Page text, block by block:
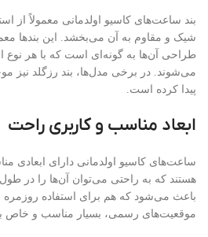
بند ساعت‌های کاسیو اولدمانی معمولاً
شیک و مقاوم به آن می‌بخشد. این بندها
طراحی آن‌ها به گونه‌ای است که با هر نوع
می‌شوند. در برخی مدل‌ها، بند رزگلد نیز
پیدا کرده است.
ابعاد مناسب و کاربری راحت
ساعت‌های کاسیو اولدمانی دارای ابعادی
هستند که به راحتی می‌توان آن‌ها را در
باعث می‌شود که هم برای استفاده روزمره
موقعیت‌های رسمی، بسیار مناسب و خاص